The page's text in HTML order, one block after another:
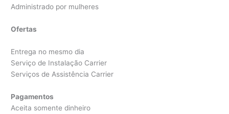
Administrado por mulheres
Ofertas
Entrega no mesmo dia
Serviço de Instalação Carrier
Serviços de Assistência Carrier
Pagamentos
Aceita somente dinheiro